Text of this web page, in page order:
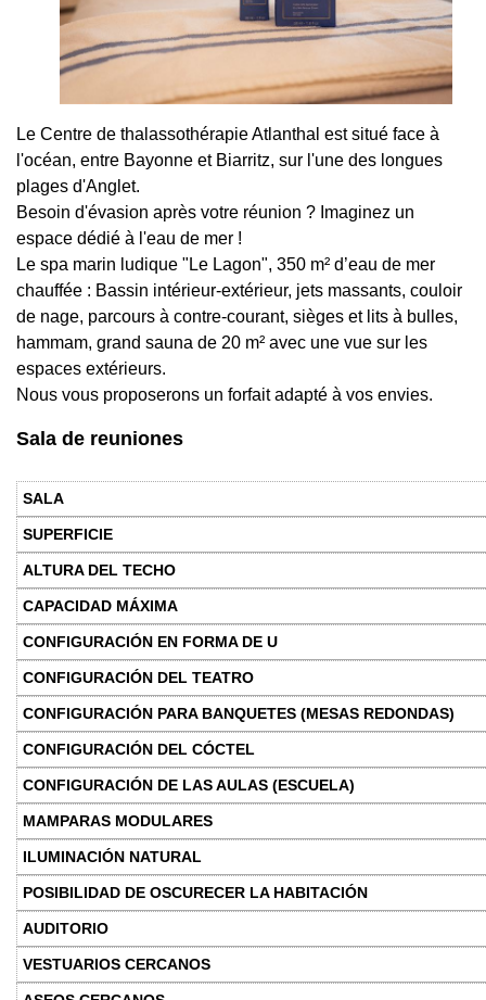
Le Centre de thalassothérapie Atlanthal est situé face à
l'océan, entre Bayonne et Biarritz, sur l'une des longues
plages d'Anglet.
Besoin d'évasion après votre réunion ? Imaginez un
espace dédié à l'eau de mer !
Le spa marin ludique "Le Lagon", 350 m² d’eau de mer
chauffée : Bassin intérieur-extérieur, jets massants, couloir
de nage, parcours à contre-courant, sièges et lits à bulles,
hammam, grand sauna de 20 m² avec une vue sur les
espaces extérieurs.
Nous vous proposerons un forfait adapté à vos envies.
Sala de reuniones
Sala